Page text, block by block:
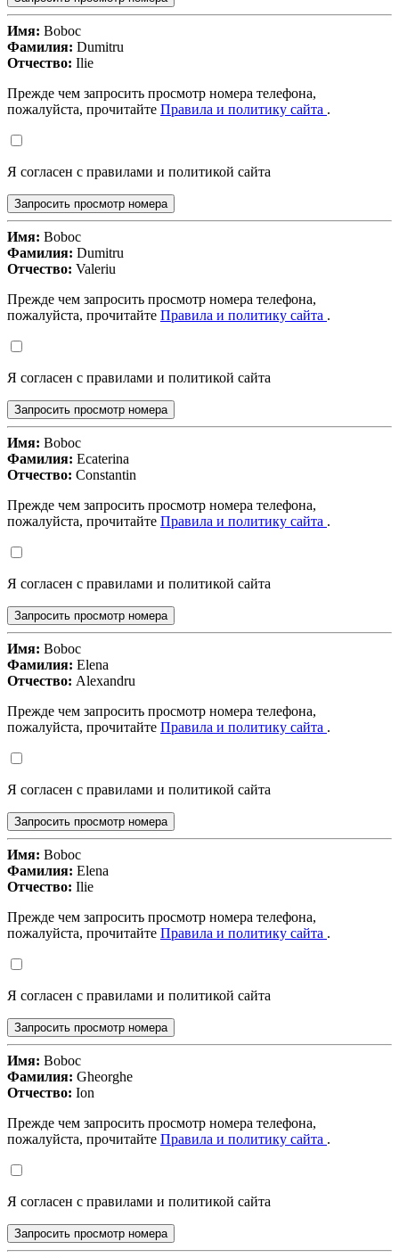
Имя: Boboc
Фамилия: Dumitru
Отчество: Ilie
Прежде чем запросить просмотр номера телефона,
пожалуйста, прочитайте Правила и политику сайта .
Я согласен с правилами и политикой сайта
Запросить просмотр номера
Имя: Boboc
Фамилия: Dumitru
Отчество: Valeriu
Прежде чем запросить просмотр номера телефона,
пожалуйста, прочитайте Правила и политику сайта .
Я согласен с правилами и политикой сайта
Запросить просмотр номера
Имя: Boboc
Фамилия: Ecaterina
Отчество: Constantin
Прежде чем запросить просмотр номера телефона,
пожалуйста, прочитайте Правила и политику сайта .
Я согласен с правилами и политикой сайта
Запросить просмотр номера
Имя: Boboc
Фамилия: Elena
Отчество: Alexandru
Прежде чем запросить просмотр номера телефона,
пожалуйста, прочитайте Правила и политику сайта .
Я согласен с правилами и политикой сайта
Запросить просмотр номера
Имя: Boboc
Фамилия: Elena
Отчество: Ilie
Прежде чем запросить просмотр номера телефона,
пожалуйста, прочитайте Правила и политику сайта .
Я согласен с правилами и политикой сайта
Запросить просмотр номера
Имя: Boboc
Фамилия: Gheorghe
Отчество: Ion
Прежде чем запросить просмотр номера телефона,
пожалуйста, прочитайте Правила и политику сайта .
Я согласен с правилами и политикой сайта
Запросить просмотр номера